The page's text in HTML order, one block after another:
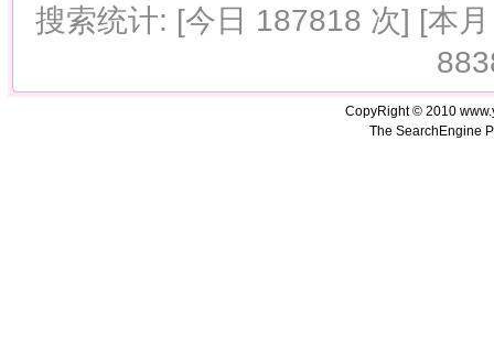
搜索统计: [今日 187818 次] [本
CopyRight © 2010
The SearchEngine